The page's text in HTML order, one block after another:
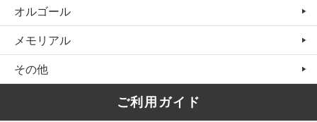
オルゴール
メモリアル
その他
ご利用ガイド